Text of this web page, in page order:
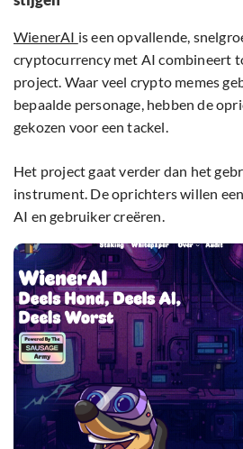
WienerAI is een opvallende,
cryptocurrency met AI combineert
project. Waar veel crypto memes
bepaalde personage, hebben de
gekozen voor een tackel.
Het project gaat verder dan het
instrument. De oprichters willen
AI en gebruiker creëren.